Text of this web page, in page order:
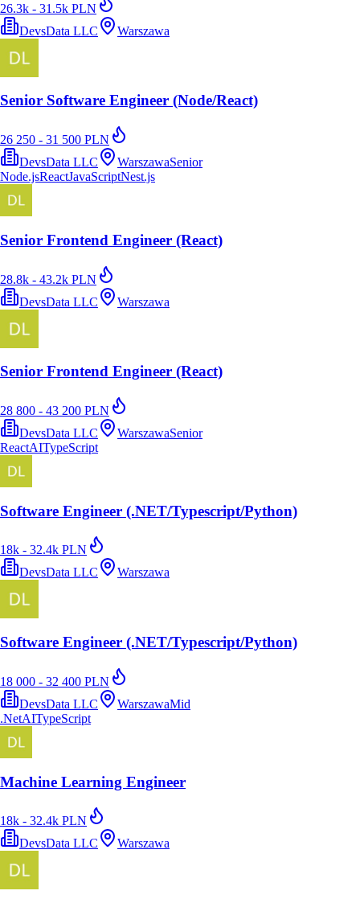
26.3k - 31.5k PLN
DevsData LLC
Warszawa
Senior Software Engineer (Node/React)
26 250 - 31 500 PLN
DevsData LLC
WarszawaSenior
Node.jsReactJavaScriptNest.js
Senior Frontend Engineer (React)
28.8k - 43.2k PLN
DevsData LLC
Warszawa
Senior Frontend Engineer (React)
28 800 - 43 200 PLN
DevsData LLC
WarszawaSenior
ReactAITypeScript
Software Engineer (.NET/Typescript/Python)
18k - 32.4k PLN
DevsData LLC
Warszawa
Software Engineer (.NET/Typescript/Python)
18 000 - 32 400 PLN
DevsData LLC
WarszawaMid
.NetAITypeScript
Machine Learning Engineer
18k - 32.4k PLN
DevsData LLC
Warszawa